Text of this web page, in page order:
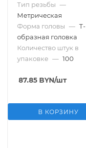
Тип резьбы —
Метрическая
Форма головы — Т-
образная головка
Количество штук в
упаковке — 100
87.85 BYN/шт
В КОРЗИНУ